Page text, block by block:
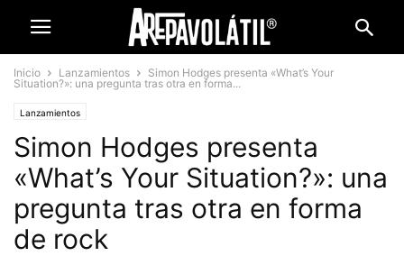
Inicio Lanzamientos
Simon Hodges presenta «What’s Your
Situation?»: una pregunta tras otra en forma...
Lanzamientos
Simon Hodges presenta
«What’s Your Situation?»: una
pregunta tras otra en forma
de rock